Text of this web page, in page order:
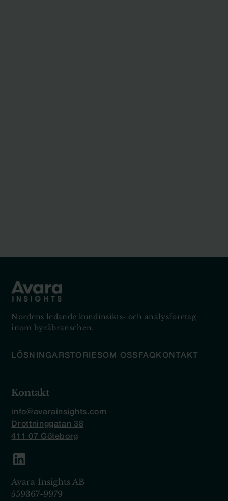
Nordens ledande kundinsikts- och analysföretag
inom byråbranschen.
LÖSNINGARSTORIESOM OSS FAQ KONTAKT
Kontakt
info@avarainsights.com
Drottninggatan 38
411 07 Göteborg
Avara Insights AB
559367-9979